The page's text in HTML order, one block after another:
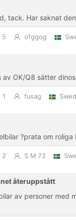
tack. Har saknat
5 ofggog
av OK/Q8 sätter
1 fusag
?prata om
2 S M 72
återuppstått
av personer med